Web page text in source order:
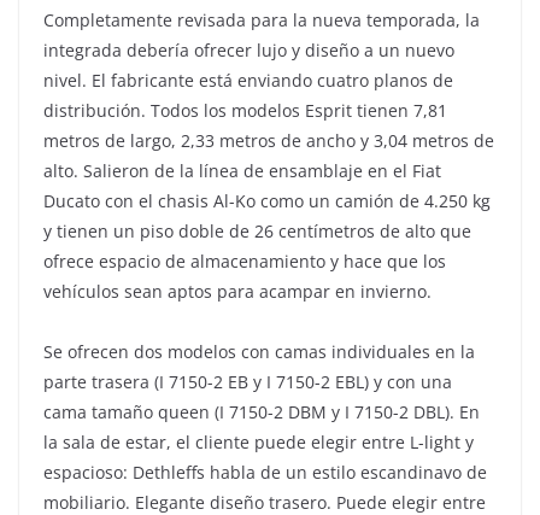
Completamente revisada para la nueva temporada, la
integrada debería ofrecer lujo y diseño a un nuevo
nivel. El fabricante está enviando cuatro planos de
distribución. Todos los modelos Esprit tienen 7,81
metros de largo, 2,33 metros de ancho y 3,04 metros de
alto. Salieron de la línea de ensamblaje en el Fiat
Ducato con el chasis Al-Ko como un camión de 4.250 kg
y tienen un piso doble de 26 centímetros de alto que
ofrece espacio de almacenamiento y hace que los
vehículos sean aptos para acampar en invierno.
Se ofrecen dos modelos con camas individuales en la
parte trasera (I 7150-2 EB y I 7150-2 EBL) y con una
cama tamaño queen (I 7150-2 DBM y I 7150-2 DBL). En
la sala de estar, el cliente puede elegir entre L-light y
espacioso: Dethleffs habla de un estilo escandinavo de
mobiliario. Elegante diseño trasero. Puede elegir entre